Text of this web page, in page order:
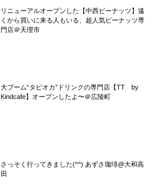
リニューアルオープンした【中西ピーナッツ】遠
くから買いに来る人もいる、超人気ピーナッツ専
門店＠天理市
大ブーム“タピオカ”ドリンクの専門店【TT by
Kindcafe】オープンしたよ〜＠広陵町
さっそく行ってきました(^^) あずさ珈琲@大和高
田